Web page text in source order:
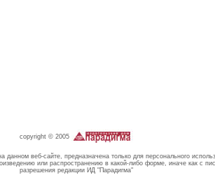
copyright © 2005
веб-сайте, предназначена только для персонального
или распространению в какой-либо форме, иначе как с
разрешения редакции ИД "Парадигма"